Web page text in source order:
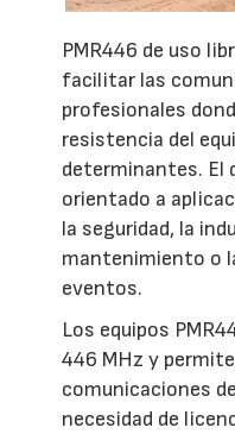
PMR446 de uso
facilitar las
profesionales
resistencia del
determinantes. El
orientado a
la seguridad, la
mantenimiento o
eventos.
Los equipos
446 MHz y
comunicaciones
necesidad de